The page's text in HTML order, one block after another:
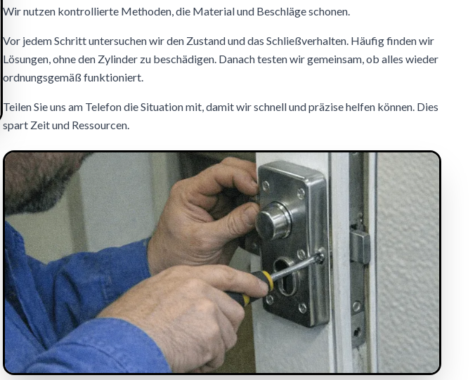
Wir nutzen kontrollierte Methoden, die Material und Beschläge schonen.
Vor jedem Schritt untersuchen wir den Zustand und das Schließverhalten. Häufig finden wir
Lösungen, ohne den Zylinder zu beschädigen. Danach testen wir gemeinsam, ob alles wieder
ordnungsgemäß funktioniert.
Teilen Sie uns am Telefon die Situation mit, damit wir schnell und präzise helfen können. Dies
spart Zeit und Ressourcen.